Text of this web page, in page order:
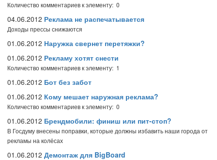
Количество комментариев к элементу: 0
04.06.2012 Реклама не распечатывается
Доходы прессы снижаются
01.06.2012 Наружка свернет перетяжки?
01.06.2012 Рекламу хотят снести
Количество комментариев к элементу: 1
01.06.2012 Бот без забот
01.06.2012 Кому мешает наружная реклама?
Количество комментариев к элементу: 0
01.06.2012 Брендмобили: финиш или пит-стоп?
В Госдуму внесены поправки, которые должны избавить наши города от
рекламы на колёсах
01.06.2012 Демонтаж для BigBoard